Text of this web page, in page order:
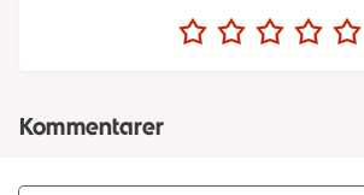
Kommentarer